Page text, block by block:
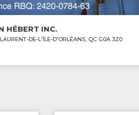
HÉBERT INC.
DE-L'ÎLE-D'ORLÉANS, QC G0A 3Z0